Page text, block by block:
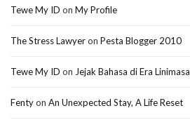
Tewe My ID on My Profile
The Stress Lawyeron Pesta Blogger 2010
Tewe My ID on Jejak Bahasa di Era Linimasa
Fentyon An Unexpected Stay, A Life Reset